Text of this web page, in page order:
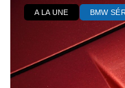
A LA UNE BMW